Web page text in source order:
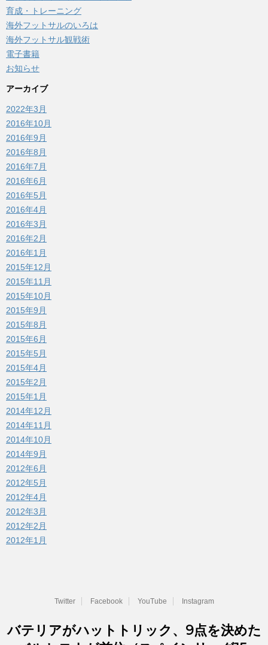
育成・トレーニング
海外フットサルのいろは
海外フットサル観戦術
電子書籍
お知らせ
アーカイブ
2022年3月
2016年10月
2016年9月
2016年8月
2016年7月
2016年6月
2016年5月
2016年4月
2016年3月
2016年2月
2016年1月
2015年12月
2015年11月
2015年10月
2015年9月
2015年8月
2015年6月
2015年5月
2015年4月
2015年2月
2015年1月
2014年12月
2014年11月
2014年10月
2014年9月
2012年6月
2012年5月
2012年4月
2012年3月
2012年2月
2012年1月
Twitter Facebook YouTube Instagram
バテリアがハットトリック、9点を決めた